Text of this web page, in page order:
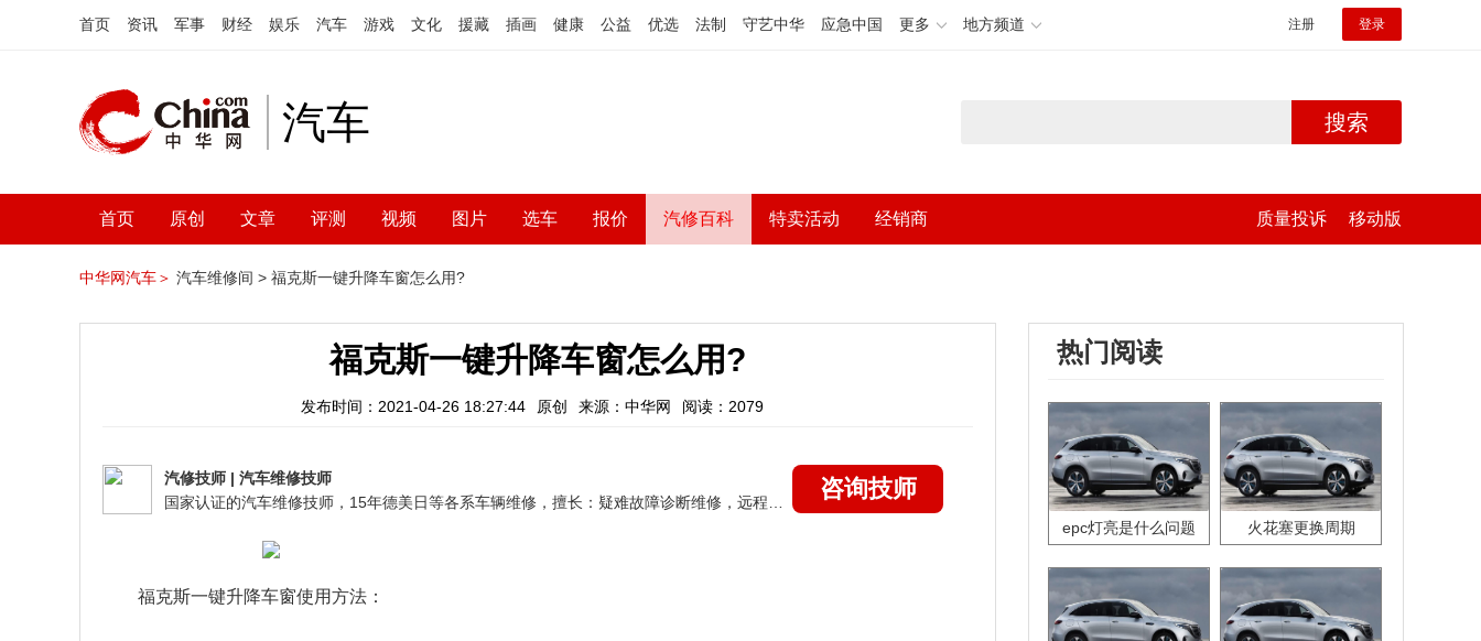
首页 资讯 军事 财经 娱乐 汽车 游戏 文化 援藏 插画 健康 公益 优选 法制 守艺中华 应急中国 更多 地方频道 注册 登录
汽车 搜索
首页 原创 文章 评测 视频 图片 选车 报价 汽修百科 特卖活动 经销商 质量投诉 移动版
中华网汽车＞ 汽车维修间 > 福克斯一键升降车窗怎么用?
福克斯一键升降车窗怎么用?
发布时间：2021-04-26 18:27:44 原创 来源：中华网 阅读：2079
汽修技师 | 汽车维修技师
咨询技师
福克斯一键升降车窗使用方法：
热门阅读
epc灯亮是什么问题 火花塞更换周期